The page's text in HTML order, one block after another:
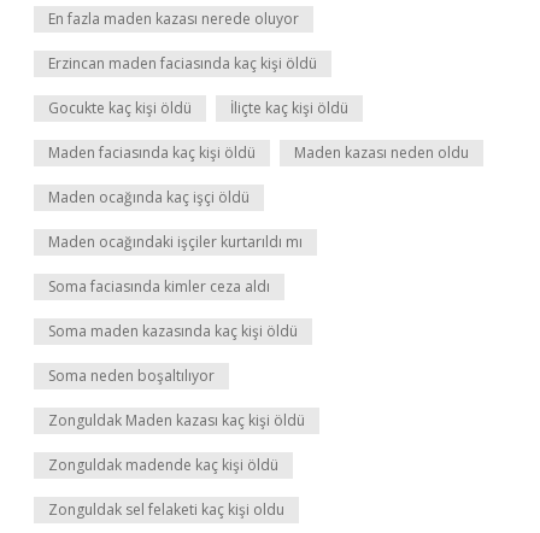
En fazla maden kazası nerede oluyor
Erzincan maden faciasında kaç kişi öldü
Gocukte kaç kişi öldü İliçte kaç kişi öldü
Maden faciasında kaç kişi öldü Maden kazası neden oldu
Maden ocağında kaç işçi öldü
Maden ocağındaki işçiler kurtarıldı mı
Soma faciasında kimler ceza aldı
Soma maden kazasında kaç kişi öldü
Soma neden boşaltılıyor
Zonguldak Maden kazası kaç kişi öldü
Zonguldak madende kaç kişi öldü
Zonguldak sel felaketi kaç kişi oldu